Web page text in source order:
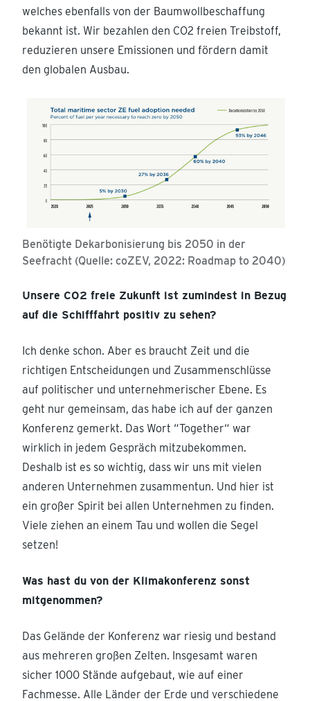
welches ebenfalls von der Baumwollbeschaffung
bekannt ist. Wir bezahlen den CO2 freien Treibstoff,
reduzieren unsere Emissionen und fördern damit
den globalen Ausbau.
Benötigte Dekarbonisierung bis 2050 in der
Seefracht (Quelle: coZEV, 2022: Roadmap to 2040)
Unsere CO2 freie Zukunft ist zumindest in Bezug
auf die Schifffahrt positiv zu sehen?
Ich denke schon. Aber es braucht Zeit und die
richtigen Entscheidungen und Zusammenschlüsse
auf politischer und unternehmerischer Ebene. Es
geht nur gemeinsam, das habe ich auf der ganzen
Konferenz gemerkt. Das Wort “Together“ war
wirklich in jedem Gespräch mitzubekommen.
Deshalb ist es so wichtig, dass wir uns mit vielen
anderen Unternehmen zusammentun. Und hier ist
ein großer Spirit bei allen Unternehmen zu finden.
Viele ziehen an einem Tau und wollen die Segel
setzen!
Was hast du von der Klimakonferenz sonst
mitgenommen?
Das Gelände der Konferenz war riesig und bestand
aus mehreren großen Zelten. Insgesamt waren
sicher 1000 Stände aufgebaut, wie auf einer
Fachmesse. Alle Länder der Erde und verschiedene